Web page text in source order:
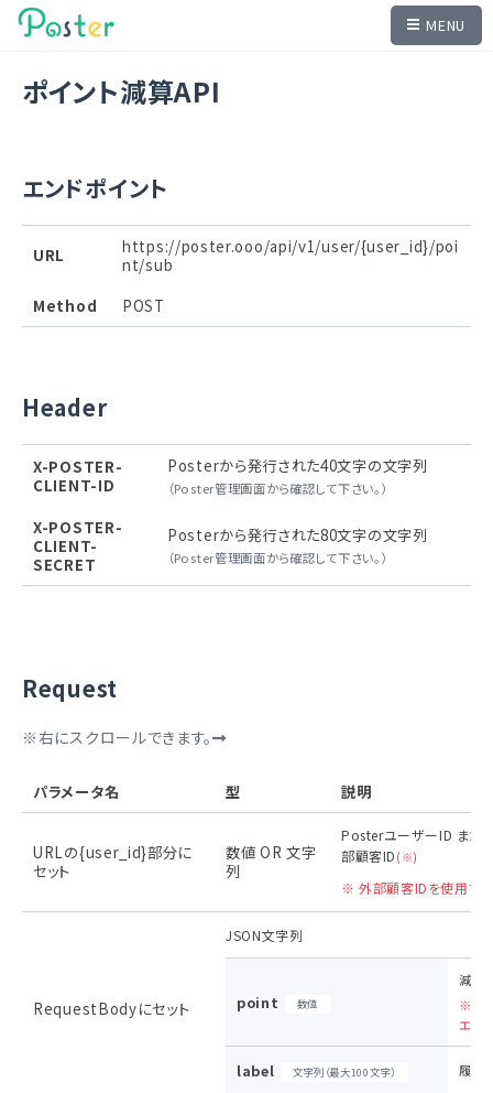
MENU
ポイント減算API
エンドポイント
URL
https://poster.ooo/api/v1/user/{user_id}/poi
nt/sub
Method
POST
Header
X-POSTER-
CLIENT-ID
Posterから発行された40文字の文字列
（Poster管理画面から確認して下さい。）
X-POSTER-
CLIENT-
SECRET
Posterから発行された80文字の文字列
（Poster管理画面から確認して下さい。）
Request
※右にスクロールできます。
パラメータ名 型 説明
URLの{user_id}部分に
セット
数値 OR 文字
列
PosterユーザーID また
部顧客ID (※)
※ 外部顧客IDを使用す
RequestBodyにセット
JSON文字列
point 数値
減算
※ 対
エラ
label 文字列（最大100文字） 履歴